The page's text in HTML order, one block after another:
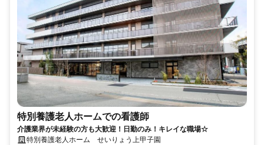
特別養護老人ホームでの看護師
介護業界が未経験の方も大歓迎！日勤のみ！キレイな職場☆
特別養護老人ホーム せいりょう上甲子園